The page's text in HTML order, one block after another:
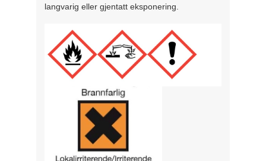
langvarig eller gjentatt eksponering.